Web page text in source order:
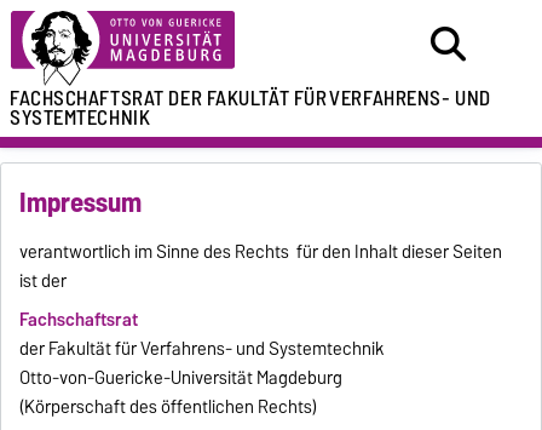
FACHSCHAFTSRATDER FAKULTÄT FÜRVERFAHRENS- UND
SYSTEMTECHNIK
Impressum
verantwortlich im Sinne des Rechts für den Inhalt dieser Seiten
ist der
Fachschaftsrat
der Fakultät für Verfahrens- und Systemtechnik
Otto-von-Guericke-Universität Magdeburg
(Körperschaft des öffentlichen Rechts)